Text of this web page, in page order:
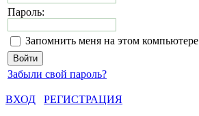
Пароль:
Запомнить меня на этом компьютере
Забыли свой пароль?
ВХОД
РЕГИСТРАЦИЯ